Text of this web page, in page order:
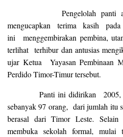
Pengelolah panti
mengucapkan terima kasih
ini menggembirakan pembina,
terlihat terhibur dan antusias
ujar Ketua Yayasan Pembinaan
Perdido Timor-Timur tersebut.
Panti ini didirikan 2005,
sebanyak 97 orang, dari jumlah itu
berasal dari Timor Leste. Selain
membuka sekolah formal, mulai